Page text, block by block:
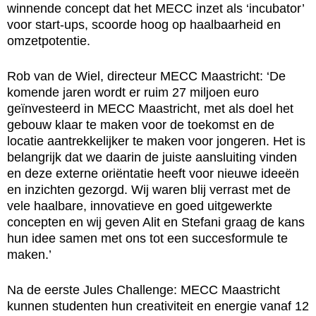
winnende concept dat het MECC inzet als ‘incubator’
voor start-ups, scoorde hoog op haalbaarheid en
omzetpotentie.
Rob van de Wiel, directeur MECC Maastricht: ‘De
komende jaren wordt er ruim 27 miljoen euro
geïnvesteerd in MECC Maastricht, met als doel het
gebouw klaar te maken voor de toekomst en de
locatie aantrekkelijker te maken voor jongeren. Het is
belangrijk dat we daarin de juiste aansluiting vinden
en deze externe oriëntatie heeft voor nieuwe ideeën
en inzichten gezorgd. Wij waren blij verrast met de
vele haalbare, innovatieve en goed uitgewerkte
concepten en wij geven Alit en Stefani graag de kans
hun idee samen met ons tot een succesformule te
maken.’
Na de eerste Jules Challenge: MECC Maastricht
kunnen studenten hun creativiteit en energie vanaf 12